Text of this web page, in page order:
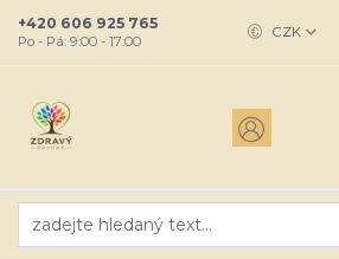
CZK
+420 606 925 765
Po - Pá: 9:00 - 17:00